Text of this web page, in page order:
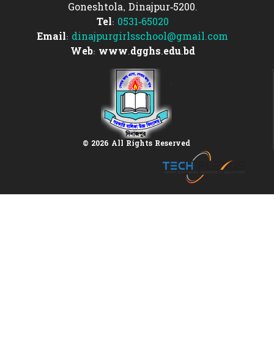
© 2026 All Rights Reserved
Goneshtola, Dinajpur-5200.
Tel: 0531-65020
Email: dinajpurgirlsschool@gmail.com
Web: www.dgghs.edu.bd